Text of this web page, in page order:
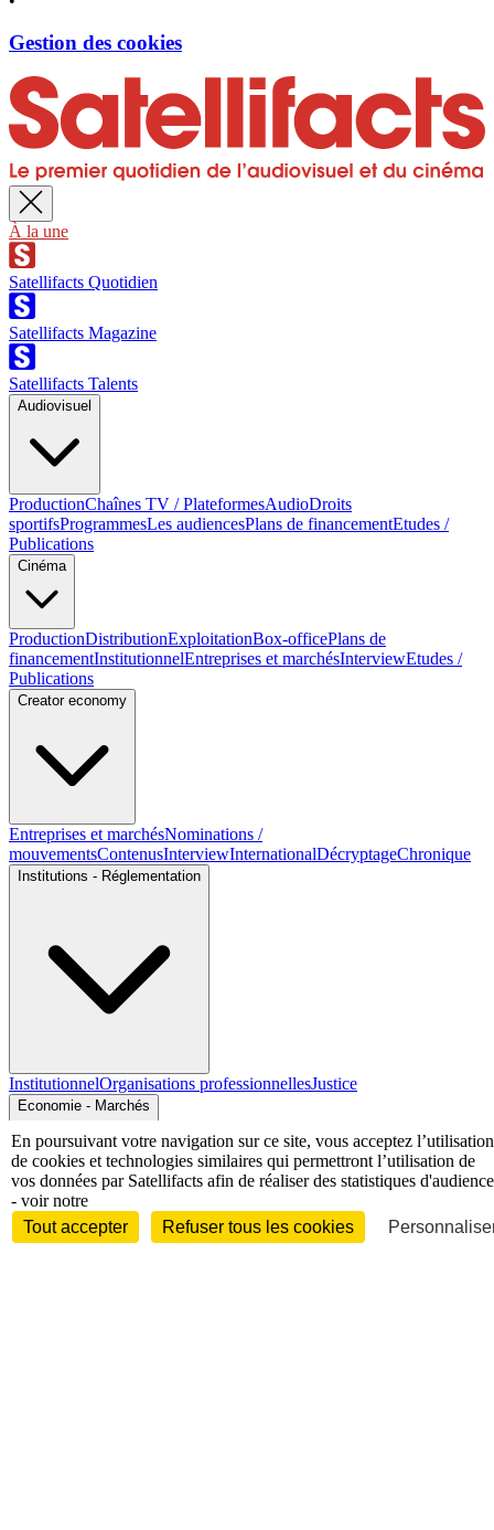
Gestion des cookies
À la une
Satellifacts Quotidien
Satellifacts Magazine
Satellifacts Talents
Audiovisuel
ProductionChaînes TV / PlateformesAudioDroits
sportifsProgrammesLes audiencesPlans de financementEtudes /
Publications
Cinéma
ProductionDistributionExploitationBox-officePlans de
financementInstitutionnelEntreprises et marchésInterviewEtudes /
Publications
Creator economy
Entreprises et marchésNominations /
mouvementsContenusInterviewInternationalDécryptageChronique
Institutions - Réglementation
InstitutionnelOrganisations professionnellesJustice
Economie - Marchés
En poursuivant votre navigation sur ce site, vous acceptez l’utilisation
de cookies et technologies similaires qui permettront l’utilisation de
vos données par Satellifacts afin de réaliser des statistiques d'audience
- voir notre
Tout accepter
Refuser tous les cookies